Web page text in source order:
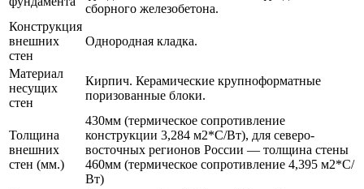
сборного железобетона.
Конструкция
внешних
стен
Однородная кладка.
Материал
несущих
стен
Кирпич. Керамические крупноформатные
поризованные блоки.
Толщина
внешних
стен (мм.)
430мм (термическое сопротивление
конструкции 3,284 м2*С/Вт), для северо-
восточных регионов России — толщина стены
460мм (термическое сопротивление 4,395 м2*С/
Вт)